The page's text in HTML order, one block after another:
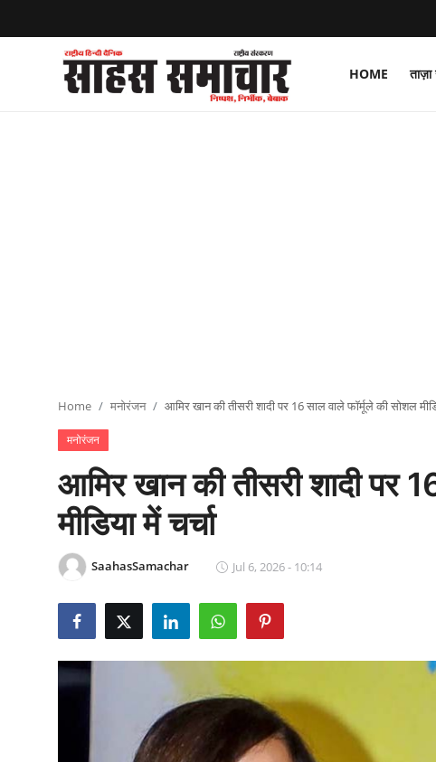
HOME
Register
Home मनोरंजन आमिर खान की तीसरी शादी पर 16 साल वाले फॉर्मूले की सोशल
मनोरंजन
आमिर खान की तीसरी शादी पर
मीडिया में चर्चा
SaahasSamachar Jul 6, 2026 - 10:14